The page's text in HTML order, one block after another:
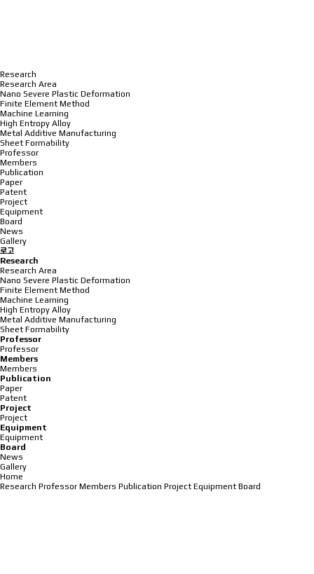
Research
Research Area
Nano Severe Plastic Deformation
Finite Element Method
Machine Learning
High Entropy Alloy
Metal Additive Manufacturing
Sheet Formability
Professor
Members
Publication
Paper
Patent
Project
Equipment
Board
News
Gallery
로고
Research
Research Area
Nano Severe Plastic Deformation
Finite Element Method
Machine Learning
High Entropy Alloy
Metal Additive Manufacturing
Sheet Formability
Professor
Professor
Members
Members
Publication
Paper
Patent
Project
Project
Equipment
Equipment
Board
News
Gallery
Home
Research Professor Members Publication Project Equipment Board